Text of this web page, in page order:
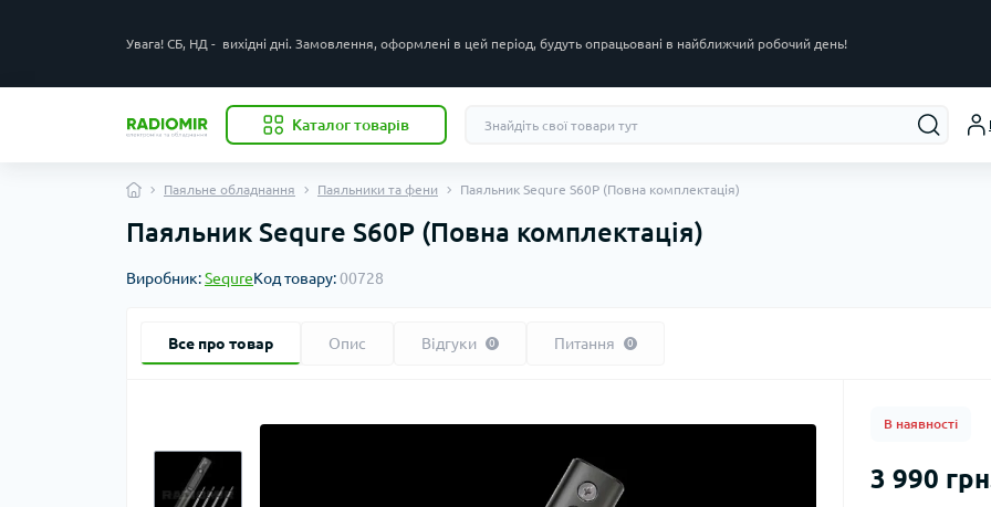
Увага! СБ, НД - вихідні дні. Замовлення, оформлені в цей період, будуть опрацьовані в найближчий робочий день!
Каталог товарів
Паяльне обладнання Паяльники та фени Паяльник Sequre S60P (Повна комплектація)
Паяльник Sequre S60P (Повна комплектація)
Виробник:SequreКод товару:00728
Все про товар Опис Відгуки 0 Питання 0
В наявності
3 990